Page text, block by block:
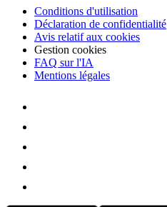
Conditions d'utilisation
Déclaration de confidentialité
Avis relatif aux cookies
Gestion cookies
FAQ sur l'IA
Mentions légales